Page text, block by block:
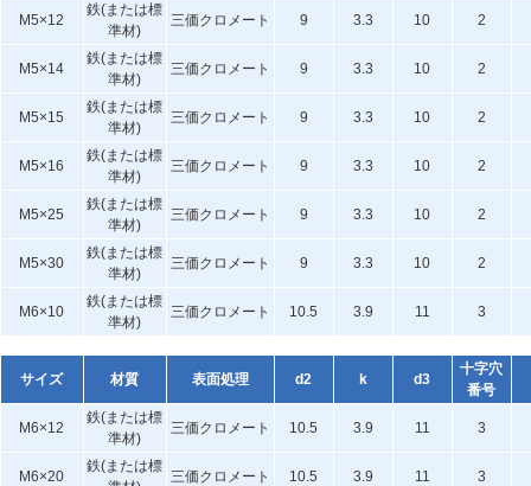
M5×12
鉄(または標
準材)
三価クロメート 9 3.3 10 2
M5×14
鉄(または標
準材)
三価クロメート 9 3.3 10 2
M5×15
鉄(または標
準材)
三価クロメート 9 3.3 10 2
M5×16
鉄(または標
準材)
三価クロメート 9 3.3 10 2
M5×25
鉄(または標
準材)
三価クロメート 9 3.3 10 2
M5×30
鉄(または標
準材)
三価クロメート 9 3.3 10 2
M6×10
鉄(または標
準材)
三価クロメート 10.5 3.9 11 3
サイズ 材質 表面処理 d2 k d3
十字穴
番号
M6×12
鉄(または標
準材)
三価クロメート 10.5 3.9 11 3
M6×20
鉄(または標
三価クロメート 10.5 3.9 11 3